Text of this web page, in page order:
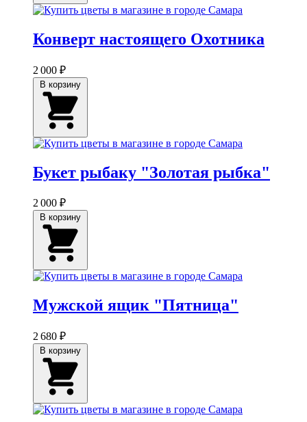
Конверт настоящего Охотника
2 000 ₽
Букет рыбаку "Золотая рыбка"
2 000 ₽
Мужской ящик "Пятница"
2 680 ₽